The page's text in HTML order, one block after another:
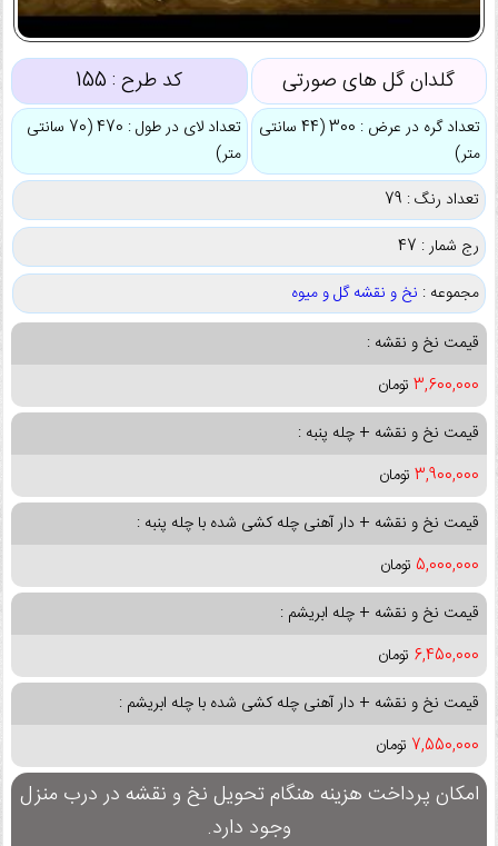
گلدان گل های صورتی کد طرح : 155
تعداد گره در عرض : 300 (44 سانتی
متر)
تعداد لای در طول : 470 (70 سانتی
متر)
تعداد رنگ : 79
رج شمار : 47
مجموعه : نخ و نقشه گل و میوه
قیمت نخ و نقشه :
3,600,000 تومان
قیمت نخ و نقشه + چله پنبه :
3,900,000 تومان
قیمت نخ و نقشه + دار آهنی چله کشی شده با چله پنبه :
5,000,000 تومان
قیمت نخ و نقشه + چله ابریشم :
6,450,000 تومان
قیمت نخ و نقشه + دار آهنی چله کشی شده با چله ابریشم :
7,550,000 تومان
امکان پرداخت هزینه هنگام تحویل نخ و نقشه در درب منزل
وجود دارد.